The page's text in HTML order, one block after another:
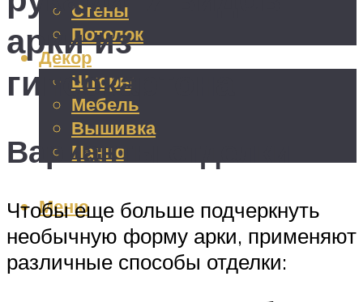
Стены
Потолок
Декор
Шторы
Мебель
Вышивка
Панно
Меню
арки из
гипсокартона
Варианты отделки
Чтобы еще больше подчеркнуть
необычную форму арки, применяют
различные способы отделки: